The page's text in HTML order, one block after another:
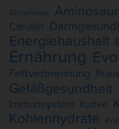
Abnehmen
Citrullin
Energiehaushalt
Ernährung
Fettverbrennung
Gefäßgesundheit
Immunsystem Kaffee
Kohlenhydrate